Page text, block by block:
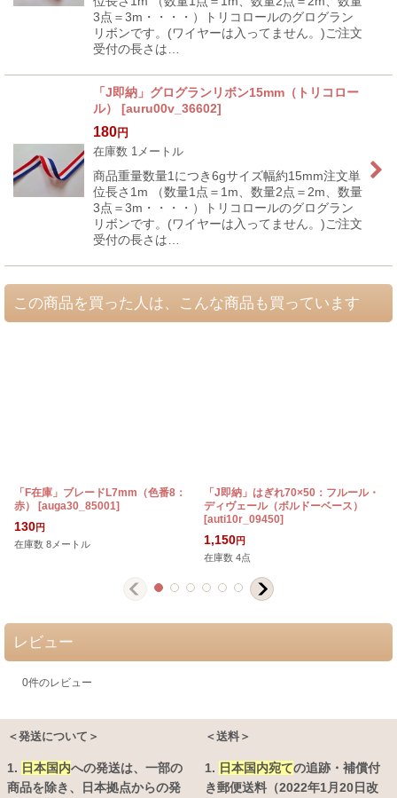
3点＝3m・・・・）トリコロールのグログラン
リボンです。(ワイヤーは入ってません。)ご注文
受付の長さは…
「J即納」グログランリボン15mm（トリコロー
ル）
[auru00v_36602]
180円
在庫数 1メートル
商品重量数量1につき6gサイズ幅約15mm注文単
位長さ1m （数量1点＝1m、数量2点＝2m、数量
3点＝3m・・・・）トリコロールのグログラン
リボンです。(ワイヤーは入ってません。)ご注文
受付の長さは…
この商品を買った人は、こんな商品も買っています
「F在庫」ブレードL7mm（色番8：
赤）
[auga30_85001]
130円
在庫数 8メートル
「J即納」はぎれ70×50：フルール・
ディヴェール（ボルドーベース）
[auti10r_09450]
1,150円
在庫数 4点
レビュー
0件のレビュー
＜発送について＞
1. 日本国内への発送は、 一部の
商品を除き、日本拠点からの発
＜送料＞
1. 日本国内宛ての追跡・補償付
き郵便送料（2022年1月20日改